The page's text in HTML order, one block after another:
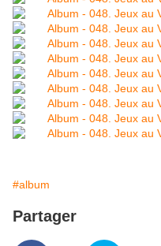
#album
Partager